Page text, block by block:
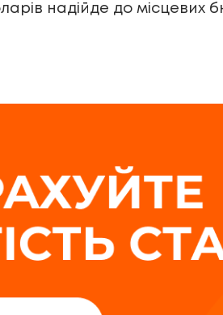
надійде до місцевих